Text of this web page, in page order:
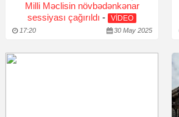
Milli Məclisin növbədənkənar
sessiyası çağırıldı - VİDEO
17:20 30 May 2025